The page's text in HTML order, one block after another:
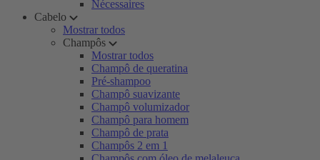
Nécessaires
Cabelo
Mostrar todos
Champôs
Mostrar todos
Champô de queratina
Pré-shampoo
Champô suavizante
Champô volumizador
Champô para homem
Champô de prata
Champôs 2 em 1